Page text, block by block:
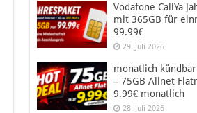
Vodafone CallYa
mit 365GB für
99.99€
29. Juli 2026
monatlich
– 75GB Allnet
9.99€ monatlich
28. Juli 2026